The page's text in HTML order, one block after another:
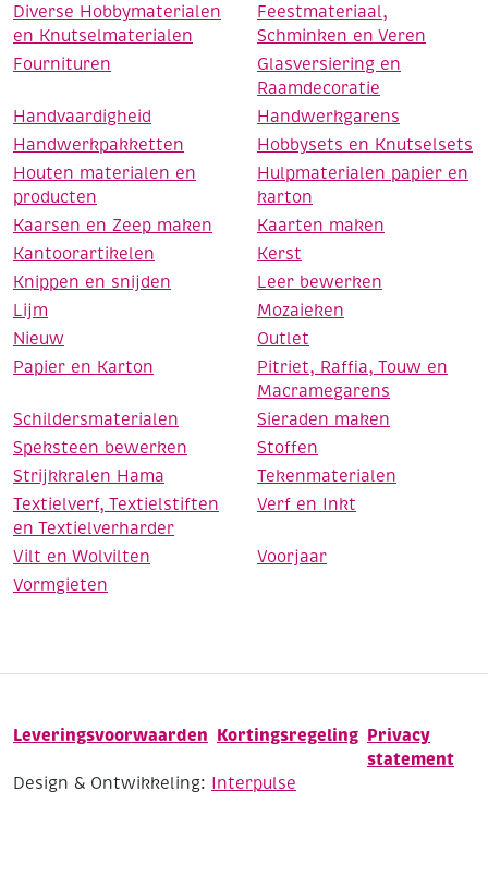
Diverse Hobbymaterialen
en Knutselmaterialen
Feestmateriaal,
Schminken en Veren
Fournituren
Glasversiering en
Raamdecoratie
Handvaardigheid
Handwerkgarens
Handwerkpakketten
Hobbysets en Knutselsets
Houten materialen en
producten
Hulpmaterialen papier en
karton
Kaarsen en Zeep maken
Kaarten maken
Kantoorartikelen
Kerst
Knippen en snijden
Leer bewerken
Lijm
Mozaieken
Nieuw
Outlet
Papier en Karton
Pitriet, Raffia, Touw en
Macramegarens
Schildersmaterialen
Sieraden maken
Speksteen bewerken
Stoffen
Strijkkralen Hama
Tekenmaterialen
Textielverf, Textielstiften
en Textielverharder
Verf en Inkt
Vilt en Wolvilten
Voorjaar
Vormgieten
Leveringsvoorwaarden Kortingsregeling Privacy
statement
Design & Ontwikkeling: Interpulse